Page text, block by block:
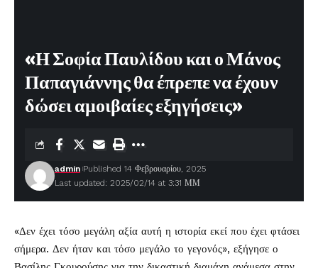
«Η Σοφία Παυλίδου και ο Μάνος
Παπαγιάννης θα έπρεπε να έχουν
δώσει αμοιβαίες εξηγήσεις»
Last updated: 2025/02/14 at 3:31 ΜΜ
admin Published 14 Φεβρουαρίου, 2025
«Δεν έχει τόσο μεγάλη αξία αυτή η ιστορία εκεί που έχει φτάσει
σήμερα. Δεν ήταν και τόσο μεγάλο το γεγονός», εξήγησε ο